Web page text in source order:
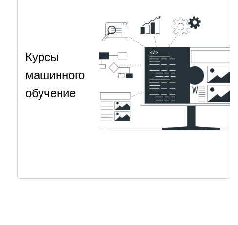
Курсы
машинного
обучение